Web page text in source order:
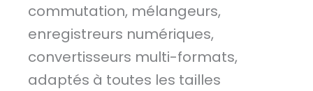
commutation, mélangeurs,
enregistreurs numériques,
convertisseurs multi-formats,
adaptés à toutes les tailles